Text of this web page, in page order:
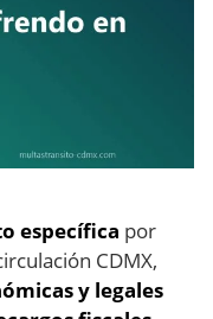
específica por
CDMX,
y legales